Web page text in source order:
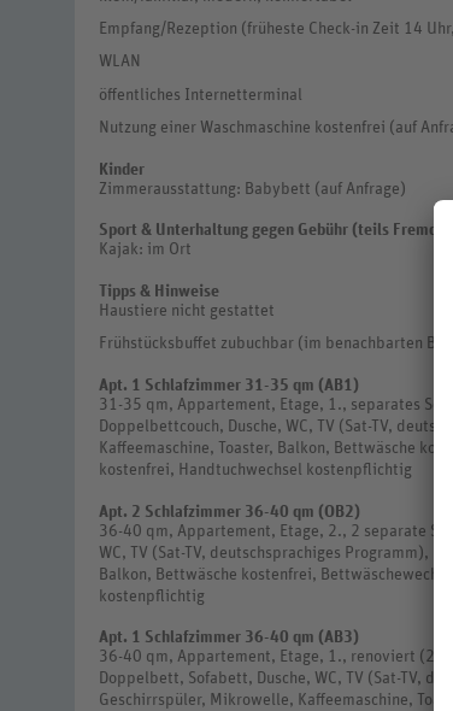
Empfang/Rezeption (früheste Check-in Zeit 14
WLAN
öffentliches Internetterminal
Nutzung einer Waschmaschine kostenfrei (auf
Kinder
Zimmerausstattung: Babybett (auf Anfrage)
Sport & Unterhaltung gegen Gebühr (teils
Kajak: im Ort
Tipps & Hinweise
Haustiere nicht gestattet
Frühstücksbuffet zubuchbar (im benachbarten
Apt. 1 Schlafzimmer 31-35 qm (AB1)
31-35 qm, Appartement, Etage, 1., separates
Doppelbettcouch, Dusche, WC, TV (Sat-TV,
Kaffeemaschine, Toaster, Balkon, Bettwäsche
kostenfrei, Handtuchwechsel kostenpflichtig
Apt. 2 Schlafzimmer 36-40 qm (OB2)
36-40 qm, Appartement, Etage, 2., 2 separate
WC, TV (Sat-TV, deutschsprachiges Programm),
Balkon, Bettwäsche kostenfrei,
kostenpflichtig
Apt. 1 Schlafzimmer 36-40 qm (AB3)
36-40 qm, Appartement, Etage, 1., renoviert
Doppelbett, Sofabett, Dusche, WC, TV (Sat-TV,
Geschirrspüler, Mikrowelle, Kaffeemaschine,